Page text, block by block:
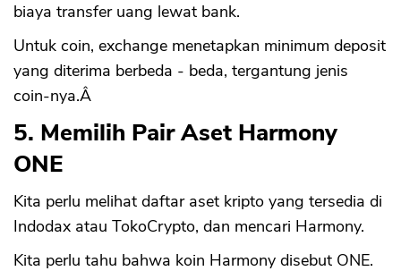
biaya transfer uang lewat bank.
Untuk coin, exchange menetapkan minimum deposit
yang diterima berbeda - beda, tergantung jenis
coin-nya.Â
5. Memilih Pair Aset Harmony
ONE
Kita perlu melihat daftar aset kripto yang tersedia di
Indodax atau TokoCrypto, dan mencari Harmony.
Kita perlu tahu bahwa koin Harmony disebut ONE.